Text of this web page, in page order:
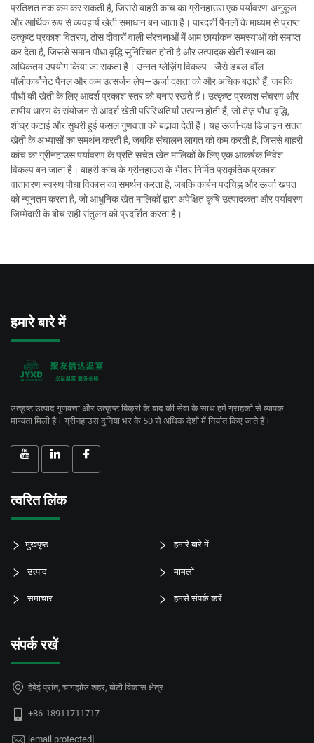
प्रतिशत तक कम कर सकती है, जिससे बाहरी कांच का ग्रीनहाउस एक पर्यावरण-अनुकूल
और आर्थिक रूप से व्यवहार्य खेती समाधान बन जाता है। पारदर्शी पैनलों के माध्यम से प्राप्त
उत्कृष्ट प्रकाश वितरण, ठोस दीवारों वाली संरचनाओं में आम छायांकन समस्याओं को समाप्त
कर देता है, जिससे समान पौधा वृद्धि सुनिश्चित होती है और उत्पादक खेती स्थान का
अधिकतम उपयोग किया जा सकता है। उन्नत ग्लेज़िंग विकल्प—जैसे डबल-वॉल
पॉलीकार्बोनेट पैनल और कम उत्सर्जन लेप—ऊर्जा दक्षता को और अधिक बढ़ाते हैं, जबकि
पौधों की खेती के लिए आदर्श प्रकाश स्तर को बनाए रखते हैं। उत्कृष्ट प्रकाश संचरण और
तापीय धारण के संयोजन से आदर्श खेती परिस्थितियाँ उत्पन्न होती हैं, जो तेज़ पौधा वृद्धि,
शीघ्र कटाई और सुधरी हुई फसल गुणवत्ता को बढ़ावा देती हैं। यह ऊर्जा-दक्ष डिज़ाइन सतत
खेती के अभ्यासों का समर्थन करती है, जबकि संचालन लागत को कम करती है, जिससे बाहरी
कांच का ग्रीनहाउस पर्यावरण के प्रति सचेत खेत मालिकों के लिए एक आकर्षक निवेश
विकल्प बन जाता है। बाहरी कांच के ग्रीनहाउस के भीतर निर्मित प्राकृतिक प्रकाश
वातावरण स्वस्थ पौधा विकास का समर्थन करता है, जबकि कार्बन पदचिह्न और ऊर्जा खपत
को न्यूनतम करता है, जो आधुनिक खेत मालिकों द्वारा अपेक्षित कृषि उत्पादकता और पर्यावरण
जिम्मेदारी के बीच सही संतुलन को प्रदर्शित करता है।
हमारे बारे में
उत्कृष्ट उत्पाद गुणवत्ता और उत्कृष्ट बिक्री के बाद की सेवा के साथ हमें ग्राहकों से व्यापक
मान्यता मिली है। ग्रीनहाउस दुनिया भर के 50 से अधिक देशों में निर्यात किए जाते हैं।
त्वरित लिंक
मुखपृष्ठ हमारे बारे में
उत्पाद मामलों
समाचार हमसे संपर्क करें
संपर्क रखें
हेबेई प्रांत, चांगझोउ शहर, बोटौ विकास क्षेत्र
+86-18911711717
[email protected]